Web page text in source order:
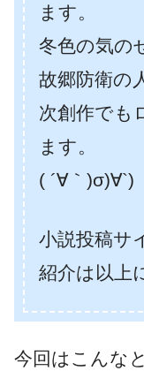
ます。
冬色の気の
故郷防衛の
次創作でも
ます。
( ´∀｀)σ)∀`)
小説投稿サ
紹介は以上
今回はこんな